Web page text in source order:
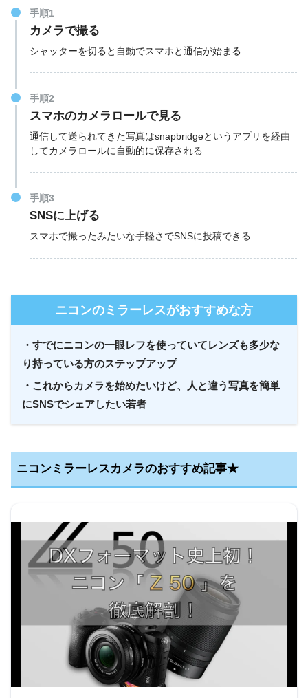
手順1
カメラで撮る
シャッターを切ると自動でスマホと通信が始まる
手順2
スマホのカメラロールで見る
通信して送られてきた写真はsnapbridgeというアプリを経由
してカメラロールに自動的に保存される
手順3
SNSに上げる
スマホで撮ったみたいな手軽さでSNSに投稿できる
ニコンのミラーレスがおすすめな方
・すでにニコンの一眼レフを使っていてレンズも多少な
り持っている方のステップアップ
・これからカメラを始めたいけど、人と違う写真を簡単
にSNSでシェアしたい若者
ニコンミラーレスカメラのおすすめ記事★